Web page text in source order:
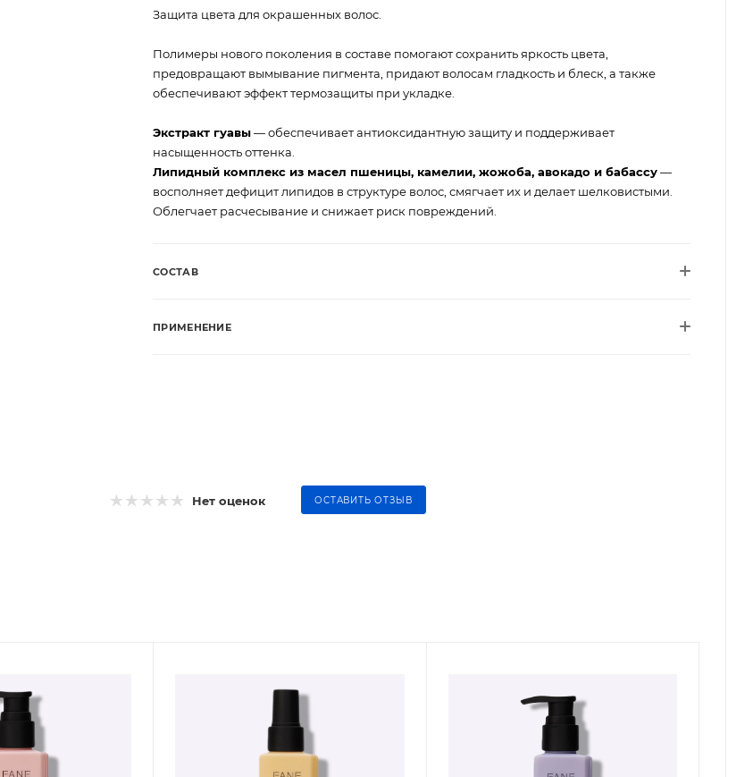
Защита цвета для окрашенных волос.
Полимеры нового поколения в составе помогают сохранить яркость цвета,
предовращают вымывание пигмента, придают волосам гладкость и блеск, а также
обеспечивают эффект термозащиты при укладке.
Экстракт гуавы— обеспечивает антиоксидантную защиту и поддерживает
насыщенность оттенка.
Липидный комплекс из масел пшеницы, камелии, жожоба, авокадо и бабассу—
восполняет дефицит липидов в структуре волос, смягчает их и делает шелковистыми.
Облегчает расчесывание и снижает риск повреждений.
СОСТАВ
ПРИМЕНЕНИЕ
Нет оценок ОСТАВИТЬ ОТЗЫВ